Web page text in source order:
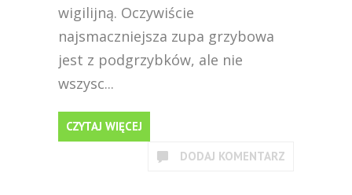
wigilijną. Oczywiście
najsmaczniejsza zupa grzybowa
jest z podgrzybków, ale nie
wszysc...
CZYTAJ WIĘCEJ
DODAJ KOMENTARZ